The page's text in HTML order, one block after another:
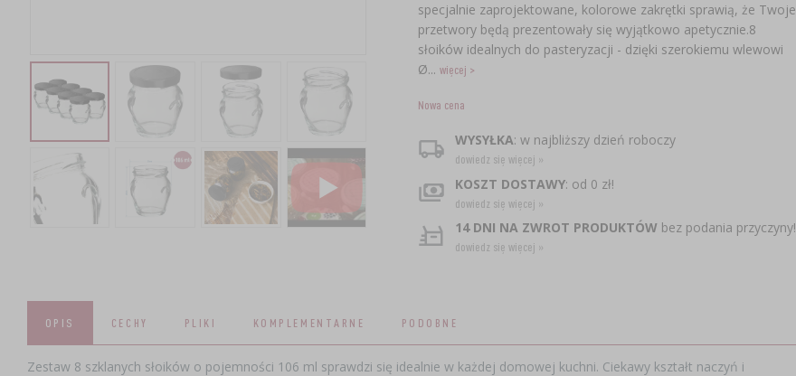
specjalnie zaprojektowane, kolorowe zakrętki sprawią, że Twoje
przetwory będą prezentowały się wyjątkowo apetycznie.8
słoików idealnych do pasteryzacji - dzięki szerokiemu wlewowi
Ø... więcej >
Nowa cena
WYSYŁKA: w najbliższy dzień roboczy
dowiedz się więcej »
KOSZT DOSTAWY: od 0 zł!
dowiedz się więcej »
14 DNI NA ZWROT PRODUKTÓW bez podania przyczyny!
dowiedz się więcej »
OPIS CECHY PLIKI KOMPLEMENTARNE PODOBNE
Zestaw 8 szklanych słoików o pojemności 106 ml sprawdzi się idealnie w każdej domowej kuchni. Ciekawy kształt naczyń i